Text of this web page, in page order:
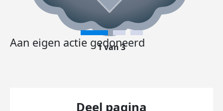
Aan eigen actie gedoneerd
1 van 3
Deel pagina